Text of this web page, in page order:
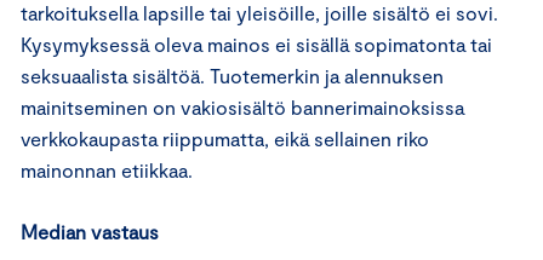
tarkoituksella lapsille tai yleisöille, joille sisältö ei sovi.
Kysymyksessä oleva mainos ei sisällä sopimatonta tai
seksuaalista sisältöä. Tuotemerkin ja alennuksen
mainitseminen on vakiosisältö bannerimainoksissa
verkkokaupasta riippumatta, eikä sellainen riko
mainonnan etiikkaa.
Median vastaus